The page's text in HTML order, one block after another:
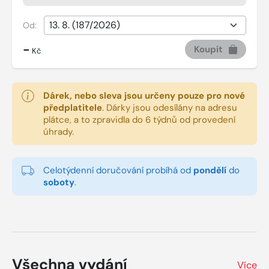
Od:
- Kč Koupit
Dárek, nebo sleva jsou určeny pouze pro nové
předplatitele. Dárky jsou odesílány na adresu
plátce, a to zpravidla do 6 týdnů od provedení
úhrady.
Celotýdenní doručování probíhá od pondělí do
soboty.
Všechna vydání Více